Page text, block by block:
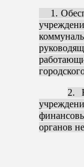
1.
2.
органов